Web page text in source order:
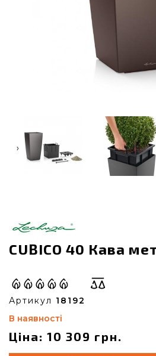
‹
CUBICO 40 Кава
Артикул 18192
В наявності
Ціна: 10 309 грн.